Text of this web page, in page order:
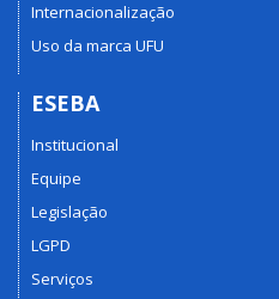
Internacionalização
Uso da marca UFU
ESEBA
Institucional
Equipe
Legislação
LGPD
Serviços